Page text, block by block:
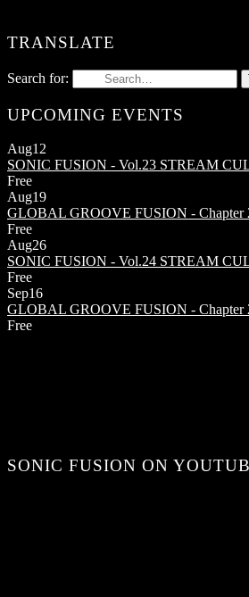
TRANSLATE
Search for:
UPCOMING EVENTS
Aug12
SONIC FUSION - Vol.23 STREAM
Free
Aug19
GLOBAL GROOVE FUSION - Chapter
Free
Aug26
SONIC FUSION - Vol.24 STREAM
Free
Sep16
GLOBAL GROOVE FUSION - Chapter
Free
SONIC FUSION ON